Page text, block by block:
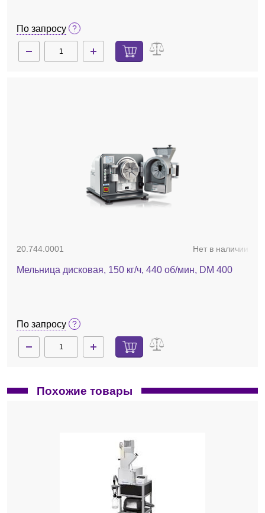
По запросу
20.744.0001 Нет в наличии
Мельница дисковая, 150 кг/ч, 440 об/мин, DM 400
По запросу
Похожие товары